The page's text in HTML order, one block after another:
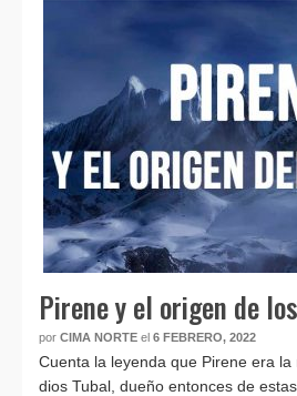
Pirene y el origen de
por CIMA NORTE el 6 FEBRERO, 2022
Cuenta la leyenda que Pirene era
dios Tubal, dueño entonces de